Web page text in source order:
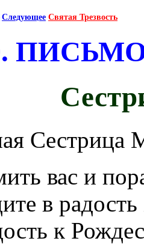
Следующее Святая Трезвость
Сестрица
вас и
в
к